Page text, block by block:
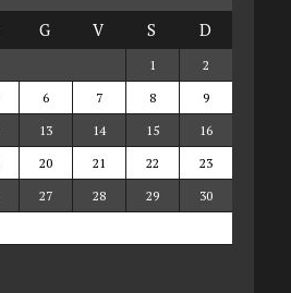
G V S D
1
2
6 7 8
9
13 14 15
16
20 21 22
23
27 28 29
30